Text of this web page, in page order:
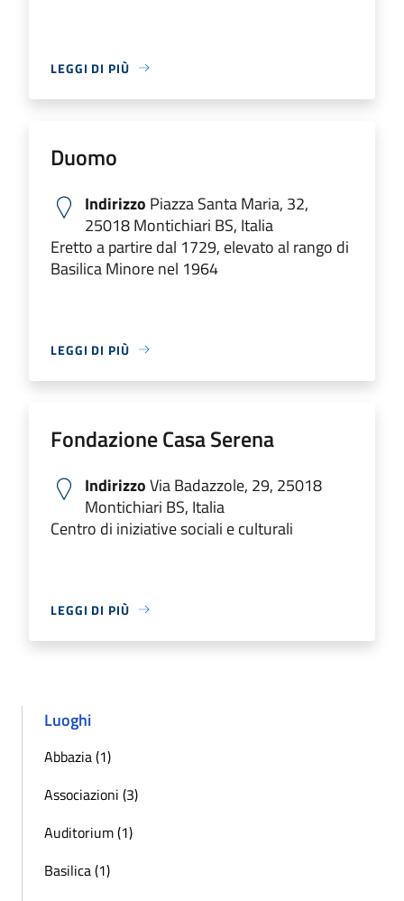
LEGGI DI PIÙ
Duomo
Indirizzo Piazza Santa Maria, 32,
25018 Montichiari BS, Italia
Eretto a partire dal 1729, elevato al rango di
Basilica Minore nel 1964
LEGGI DI PIÙ
Fondazione Casa Serena
IndirizzoVia Badazzole, 29, 25018
Montichiari BS, Italia
Centro di iniziative sociali e culturali
LEGGI DI PIÙ
Luoghi
Abbazia (1)
Associazioni (3)
Auditorium (1)
Basilica (1)